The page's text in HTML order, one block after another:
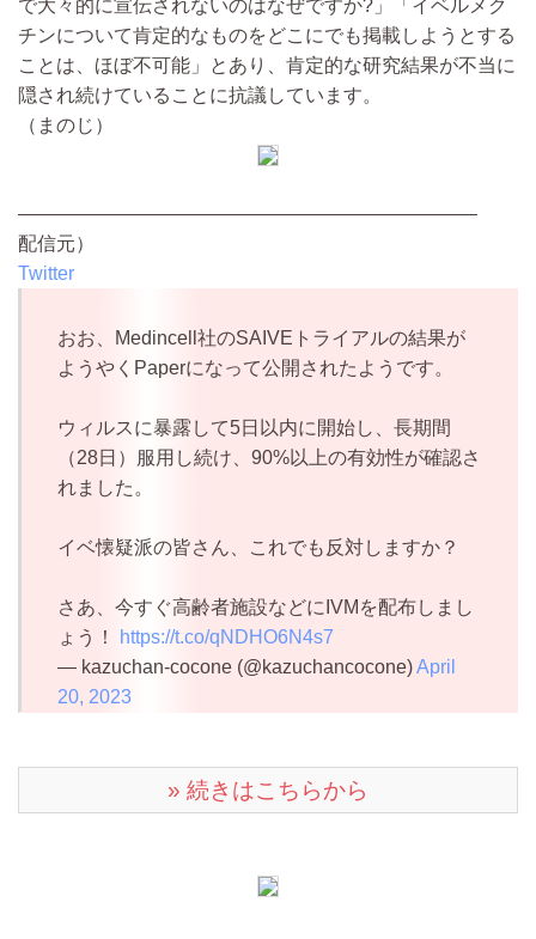
で大々的に宣伝されないのはなぜですか?」「イベルメク
チンについて肯定的なものをどこにでも掲載しようとする
ことは、ほぼ不可能」とあり、肯定的な研究結果が不当に
隠され続けていることに抗議しています。
（まのじ）
————————————————————————
配信元）
Twitter
おお、Medincell社のSAIVEトライアルの結果が
ようやくPaperになって公開されたようです。
ウィルスに暴露して5日以内に開始し、長期間
（28日）服用し続け、90%以上の有効性が確認さ
れました。
イベ懐疑派の皆さん、これでも反対しますか？
さあ、今すぐ高齢者施設などにIVMを配布しまし
ょう！
https://t.co/qNDHO6N4s7
— kazuchan-cocone (@kazuchancocone)April
20, 2023
» 続きはこちらから